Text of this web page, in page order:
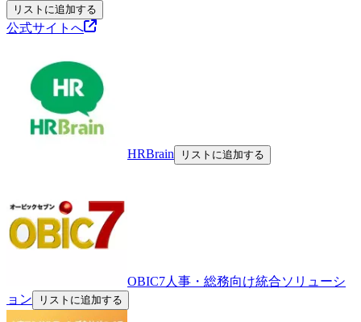
リストに追加する
公式サイトへ
HRBrain リストに追加する
OBIC7人事・総務向け統合ソリューシ
ョン
リストに追加する